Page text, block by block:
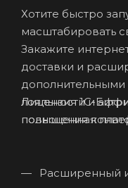
Хотите быстро
масштабировать
Закажите
доставки и
дополнительными
лояльности и
полноценная
Лицензия 1С-
повышения
Расширенный